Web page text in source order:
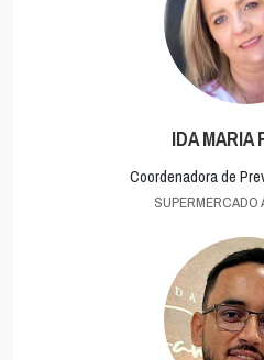
IDA MARIA
Coordenadora de
SUPERMERCADO